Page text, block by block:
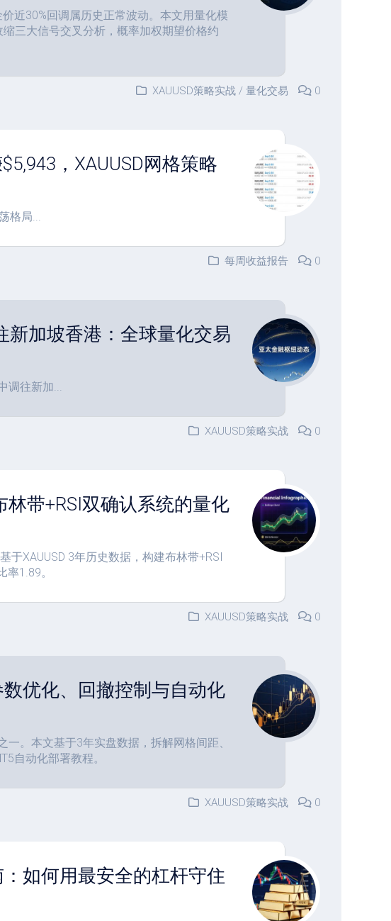
近30%回调属历史正常波动。本文用量化模
三大信号交叉分析，概率加权期望价格约
XAUUSD策略实战 / 量化交易 0
，XAUUSD网格策略
格局...
每周收益报告
0
新加坡香港：全球量化交易
调往新加...
XAUUSD策略实战
0
带+RSI双确认系统的量化
XAUUSD 3年历史数据，构建布林带+RSI
1.89。
XAUUSD策略实战
0
优化、回撤控制与自动化
。本文基于3年实盘数据，拆解网格间距、
自动化部署教程。
XAUUSD策略实战
0
如何用最安全的杠杆守住